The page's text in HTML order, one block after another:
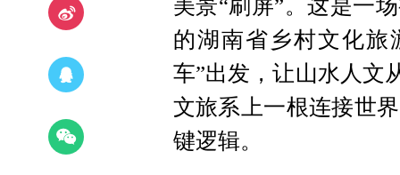
美景“刷屏”。这是一
的湖南省乡村文化旅
车”出发，让山水人文
文旅系上一根连接世
键逻辑。